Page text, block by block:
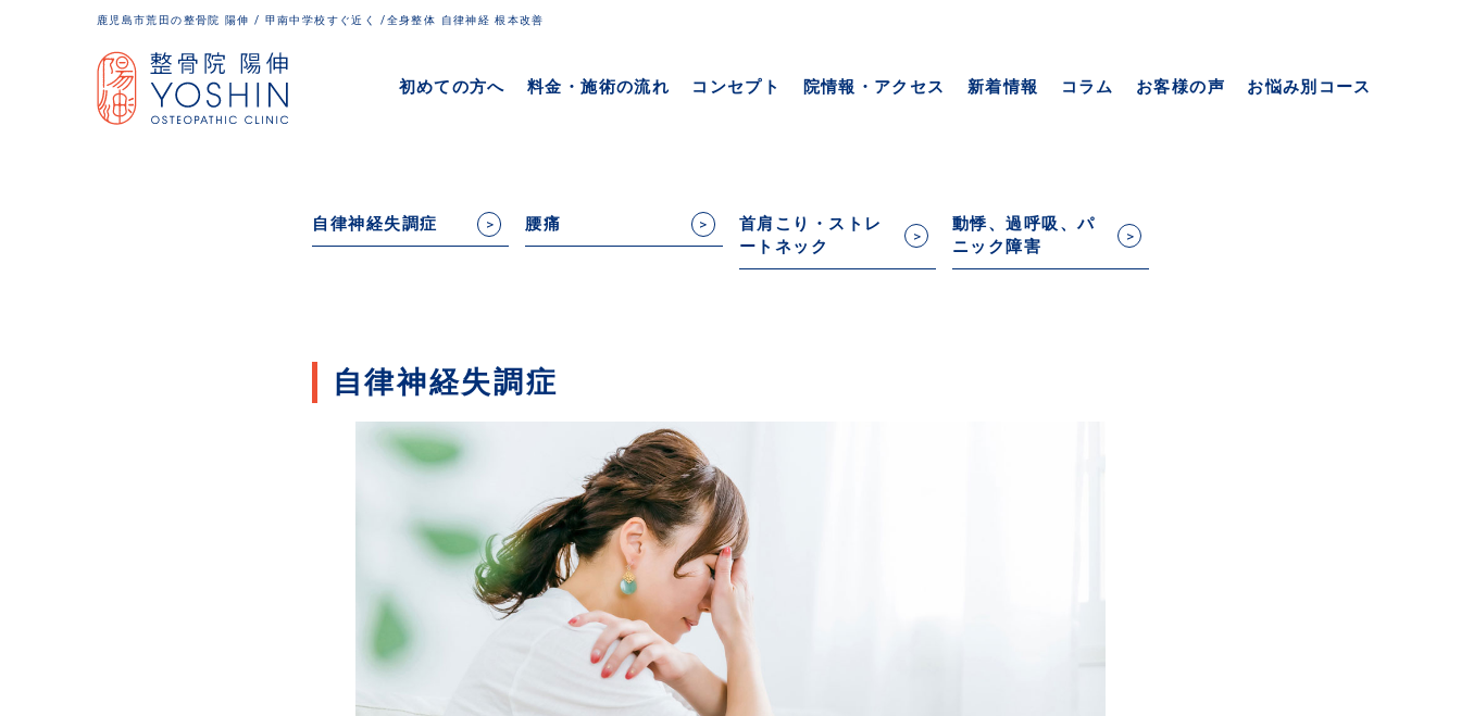
鹿児島市荒田の整骨院 陽伸 / 甲南中学校すぐ近く /全身整体 自律神経 根本改善
初めての方へ 料金・施術の流れ コンセプト 院情報・アクセス 新着情報 コラム お客様の声 お悩み別コース
自律神経失調症 腰痛
首肩こり・ストレ
ートネック
動悸、過呼吸、パ
ニック障害
自律神経失調症